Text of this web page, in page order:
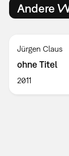
Andere
Jürgen Claus
ohne Titel
2011